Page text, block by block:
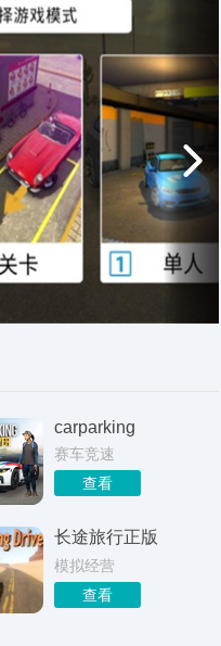
carparking
赛车竞速
查看
长途旅行正版
模拟经营
查看